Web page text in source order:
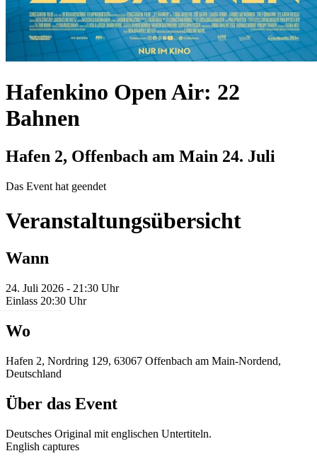
Hafenkino Open Air: 22
Bahnen
Hafen 2, Offenbach am Main 24. Juli
Das Event hat geendet
Veranstaltungsübersicht
Wann
24. Juli 2026 - 21:30 Uhr
Einlass 20:30 Uhr
Wo
Hafen 2, Nordring 129, 63067 Offenbach am Main-Nordend,
Deutschland
Über das Event
Deutsches Original mit englischen Untertiteln.
English captures